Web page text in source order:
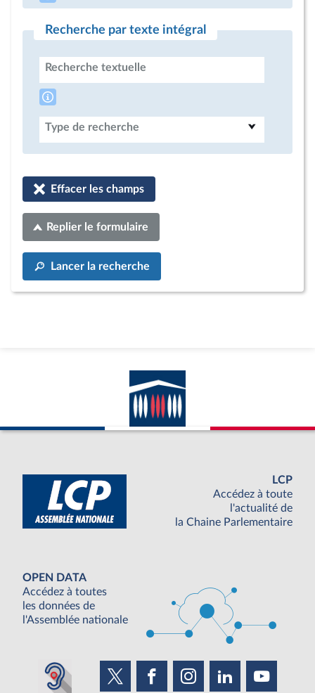
Recherche par texte intégral
Recherche textuelle
Type de recherche
Effacer les champs
Replier le formulaire
Lancer la recherche
LCP
Accédez à toute
l'actualité de
la Chaine Parlementaire
OPEN DATA
Accédez à toutes
les données de
l'Assemblée nationale